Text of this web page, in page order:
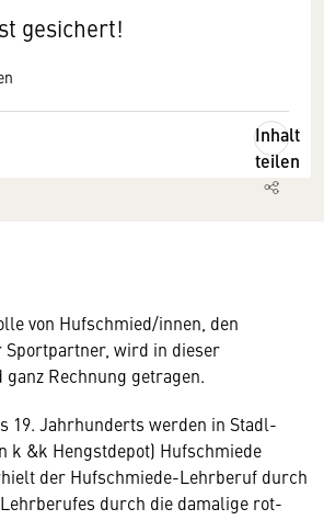
gesichert!
Inhalt
teilen
von Hufschmied/innen, den
Sportpartner, wird in dieser
Rechnung getragen.
19. Jahrhunderts werden in Stadl-
k &k Hengstdepot) Hufschmiede
der Hufschmiede-Lehrberuf durch
durch die damalige rot-